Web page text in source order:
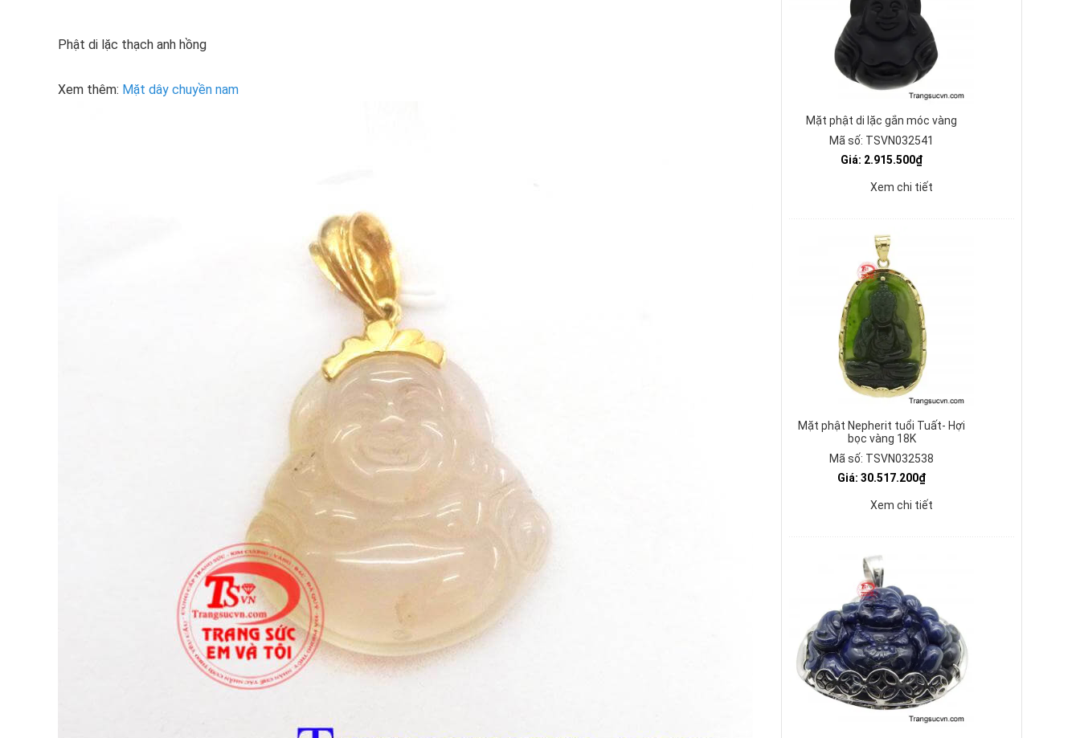
Phật di lặc thạch anh hồng
Xem thêm: Mặt dây chuyền nam
Mặt phật di lặc gắn móc vàng
Mã số: TSVN032541
Giá: 2.915.500₫
Xem chi tiết
Mặt phật Nepherit tuổi Tuất- Hợi
bọc vàng 18K
Mã số: TSVN032538
Giá: 30.517.200₫
Xem chi tiết